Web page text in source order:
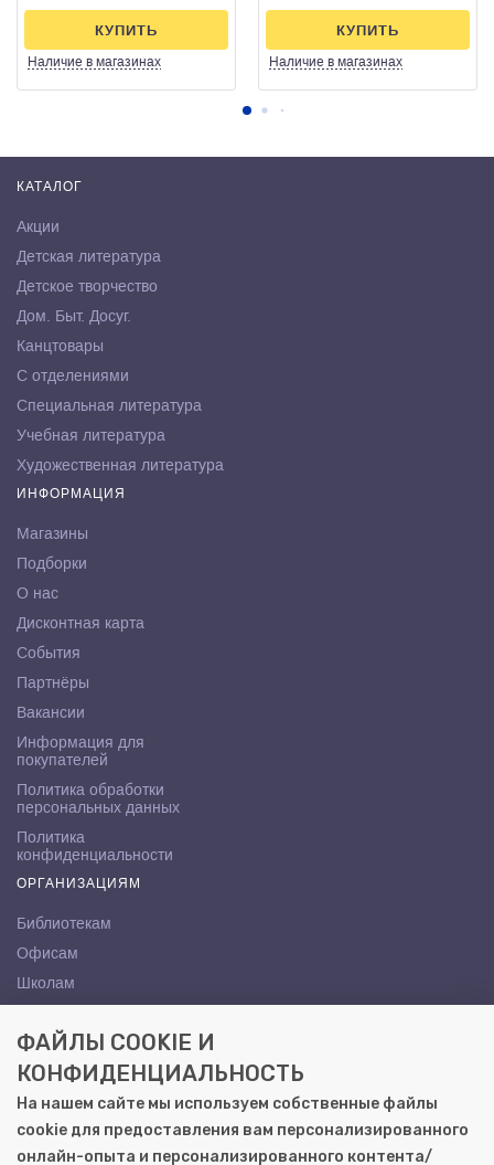
Наличие в магазинах
КУПИТЬ
Наличие в магазинах
КУПИТЬ
КАТАЛОГ
Акции
Детская литература
Детское творчество
Дом. Быт. Досуг.
Канцтовары
С отделениями
Специальная литература
Учебная литература
Художественная литература
ИНФОРМАЦИЯ
Магазины
Подборки
О нас
Дисконтная карта
События
Партнёры
Вакансии
Информация для
покупателей
Политика обработки
персональных данных
Политика
конфиденциальности
ОРГАНИЗАЦИЯМ
Библиотекам
Офисам
Школам
КОНТАКТЫ
Саратов, ул. Осипова, 10А
+7 (8452) 72-65-65
gemera@moya-kniga.ru
ФАЙЛЫ COOKIE И
КОНФИДЕНЦИАЛЬНОСТЬ
На нашем сайте мы используем собственные файлы
cookie для предоставления вам персонализированного
онлайн-опыта и персонализированного контента/